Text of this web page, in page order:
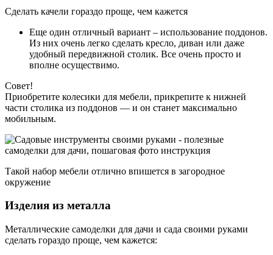
Сделать качели гораздо проще, чем кажется
Еще один отличный вариант – использование поддонов.
Из них очень легко сделать кресло, диван или даже
удобный передвижной столик. Все очень просто и
вполне осуществимо.
Совет!
Приобретите колесики для мебели, прикрепите к нижней
части столика из поддонов — и он станет максимально
мобильным.
Такой набор мебели отлично впишется в загородное
окружение
Изделия из металла
Металлические самоделки для дачи и сада своими руками
сделать гораздо проще, чем кажется: